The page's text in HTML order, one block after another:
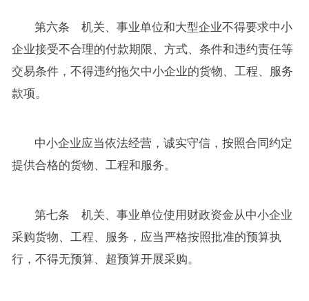
第六条 机关、事业单位和大型企业不得要求中小
企业接受不合理的付款期限、方式、条件和违约责任等
交易条件，不得违约拖欠中小企业的货物、工程、服务
款项。
中小企业应当依法经营，诚实守信，按照合同约定
提供合格的货物、工程和服务。
第七条 机关、事业单位使用财政资金从中小企业
采购货物、工程、服务，应当严格按照批准的预算执
行，不得无预算、超预算开展采购。